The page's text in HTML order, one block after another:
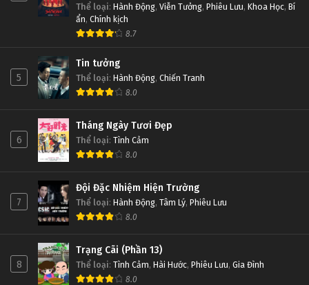
Thể loại: Hành Động, Viễn Tưởng, Phiêu Lưu, Khoa Học, Bí
ẩn, Chính kịch
8.7
5
Tin tưởng
Thể loại: Hành Động, Chiến Tranh
8.0
6
Tháng Ngày Tươi Đẹp
Thể loại: Tình Cảm
8.0
7
Đội Đặc Nhiệm Hiện Trường
Thể loại: Hành Động, Tâm Lý, Phiêu Lưu
8.0
8
Trạng Cãi (Phần 13)
Thể loại: Tình Cảm, Hài Hước, Phiêu Lưu, Gia Đình
8.0